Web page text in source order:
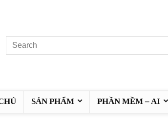
SẢN PHẨM PHẦN MỀM – AI